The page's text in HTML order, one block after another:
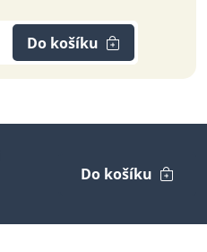
Do košíku
Do košíku